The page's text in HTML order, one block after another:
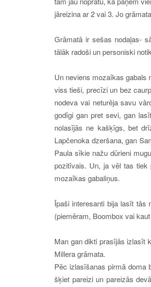
jāreizina ar 2 vai 3. Jo
Grāmatā ir sešas nodaļas-
tālāk radoši un personiski
Un neviens mozaīkas gabals
viss tieši, precīzi un bez
nodeva vai neturēja savu
godīgi gan pret sevi, gan
nolasījās ne kašķīgs, bet
Lapčenoka dzeršana, gan
Paula sīkie nažu dūrieni
pozitīvais. Un, ja vēl tas tiek
mozaīkas gabaliņus.
Īpaši interesanti bija lasīt tās
(piemēram, Boombox vai
Man gan dikti prasījās izlasīt
Millera grāmata.
Pēc izlasīšanas pirmā doma
šķiet pareizi un pareizās